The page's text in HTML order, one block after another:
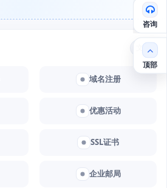
文章
域名注册
优惠活动
SSL证书
企业邮局
咨询
顶部